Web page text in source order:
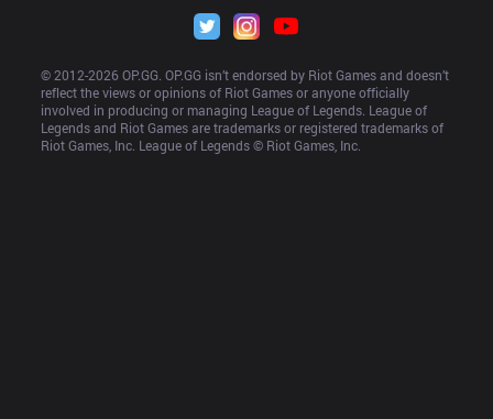
© 2012-2026 OP.GG. OP.GG isn’t endorsed by Riot Games and doesn’t
reflect the views or opinions of Riot Games or anyone officially
involved in producing or managing League of Legends. League of
Legends and Riot Games are trademarks or registered trademarks of
Riot Games, Inc. League of Legends © Riot Games, Inc.